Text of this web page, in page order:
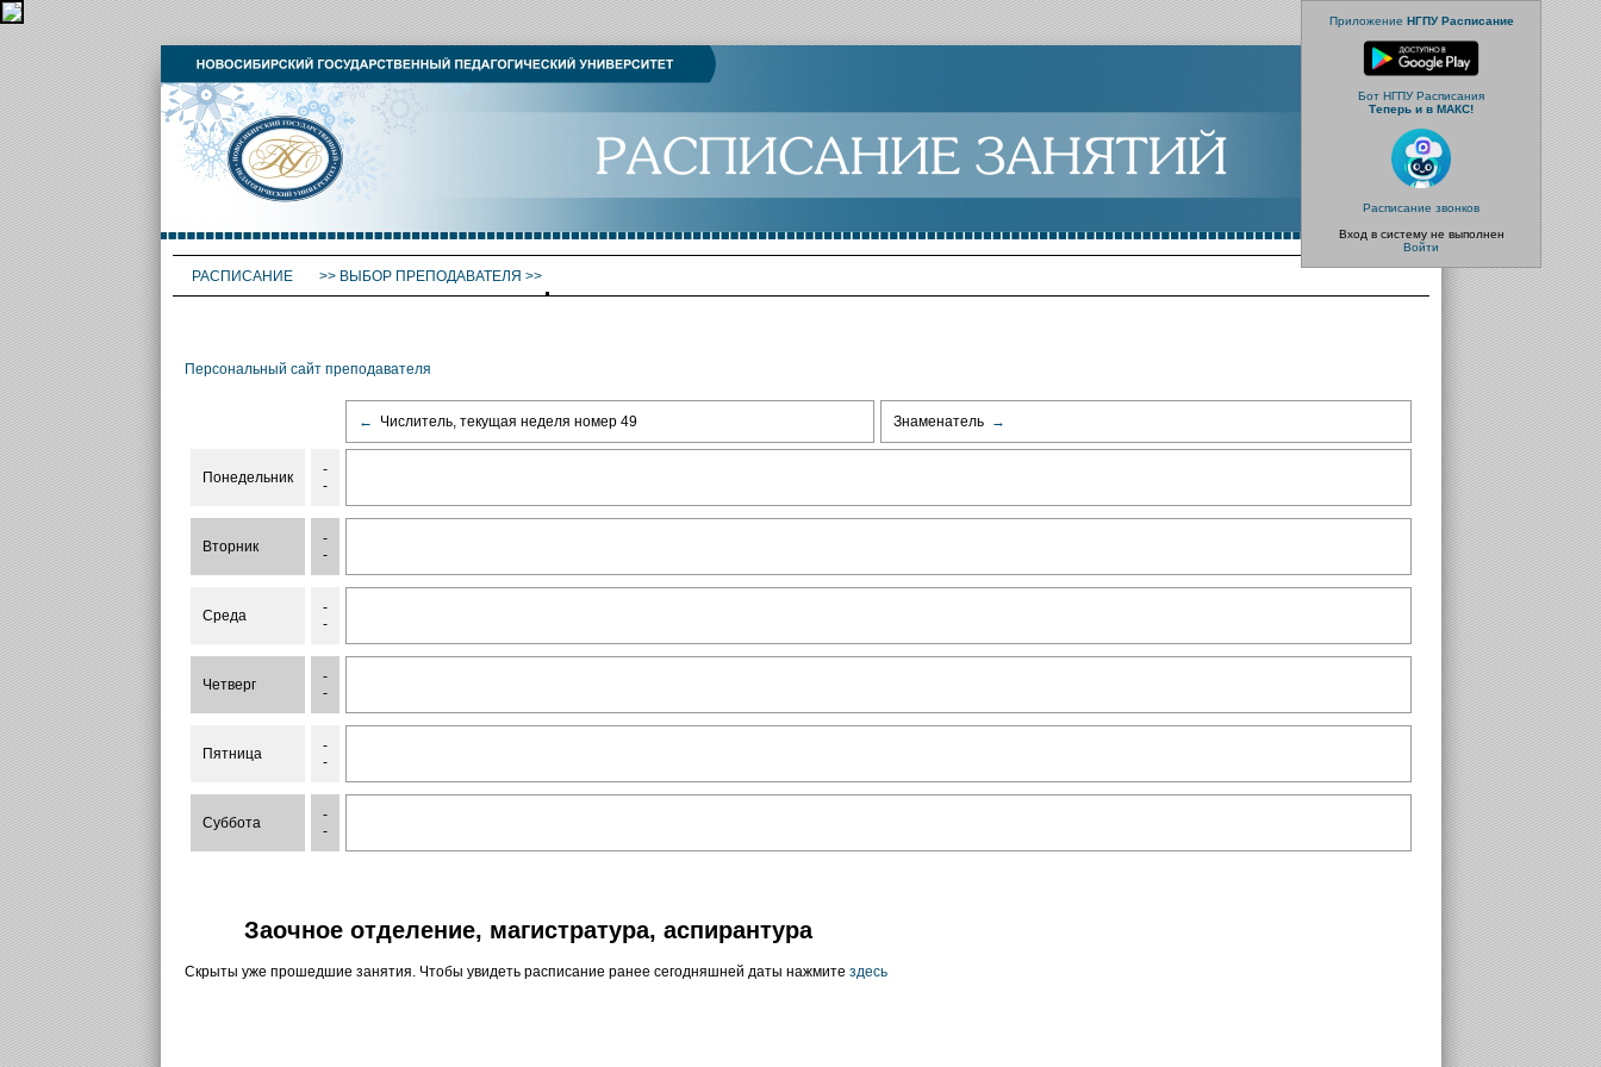
Приложение НГПУ Расписание
Бот НГПУ Расписания
Теперь и в МАКС!
Расписание звонков
Вход в систему не выполнен
Войти
РАСПИСАНИЕ >> ВЫБОР ПРЕПОДАВАТЕЛЯ >>
Персональный сайт преподавателя
← Числитель, текущая неделя номер 49 Знаменатель →
Понедельник
-
-
Вторник
-
-
Среда
-
-
Четверг
-
-
Пятница
-
-
Суббота
-
-
Заочное отделение, магистратура, аспирантура
Скрыты уже прошедшие занятия. Чтобы увидеть расписание ранее сегодняшней даты нажмите здесь